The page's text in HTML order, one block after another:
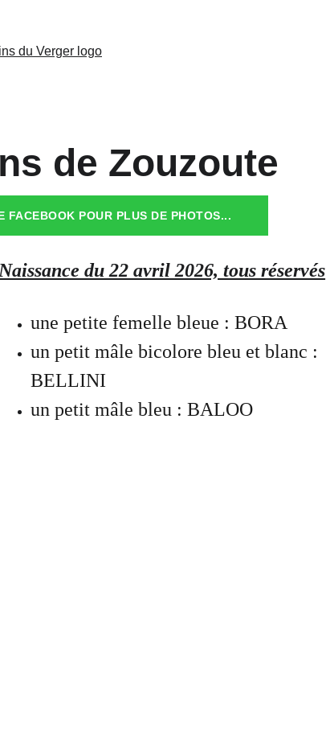
Naissance du 22 avril 2026, tous réservés
une petite femelle bleue : BORA
un petit mâle bicolore bleu et blanc :
BELLINI
un petit mâle bleu : BALOO
de Zouzoute
FACEBOOK POUR PLUS DE PHOTOS...